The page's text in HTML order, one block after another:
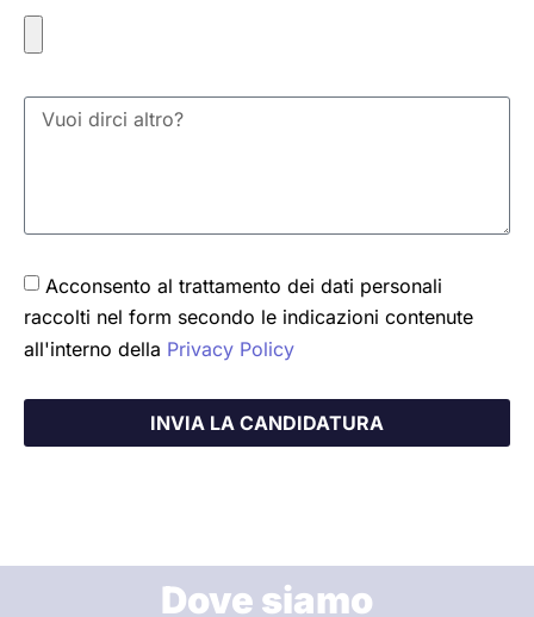
Acconsento al trattamento dei dati personali
raccolti nel form secondo le indicazioni contenute
all'interno della Privacy Policy
INVIA LA CANDIDATURA
Dove siamo